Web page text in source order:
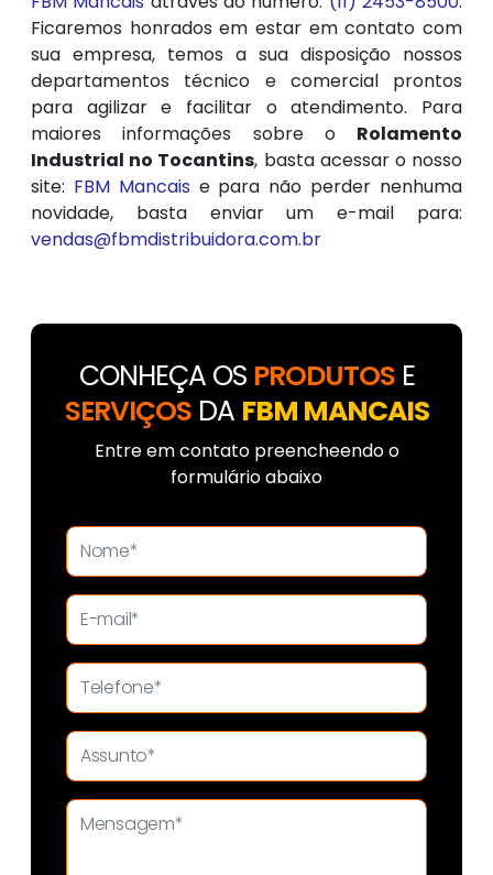
Ficaremos honrados em estar em contato com
sua empresa, temos a sua disposição nossos
departamentos técnico e comercial prontos
para agilizar e facilitar o atendimento. Para
maiores informações sobre o Rolamento
Industrial no Tocantins, basta acessar o nosso
site: FBM Mancais e para não perder nenhuma
novidade, basta enviar um e-mail para:
vendas@fbmdistribuidora.com.br
CONHEÇA OS PRODUTOSE
SERVIÇOSDA FBM MANCAIS
Entre em contato preencheendo o
formulário abaixo